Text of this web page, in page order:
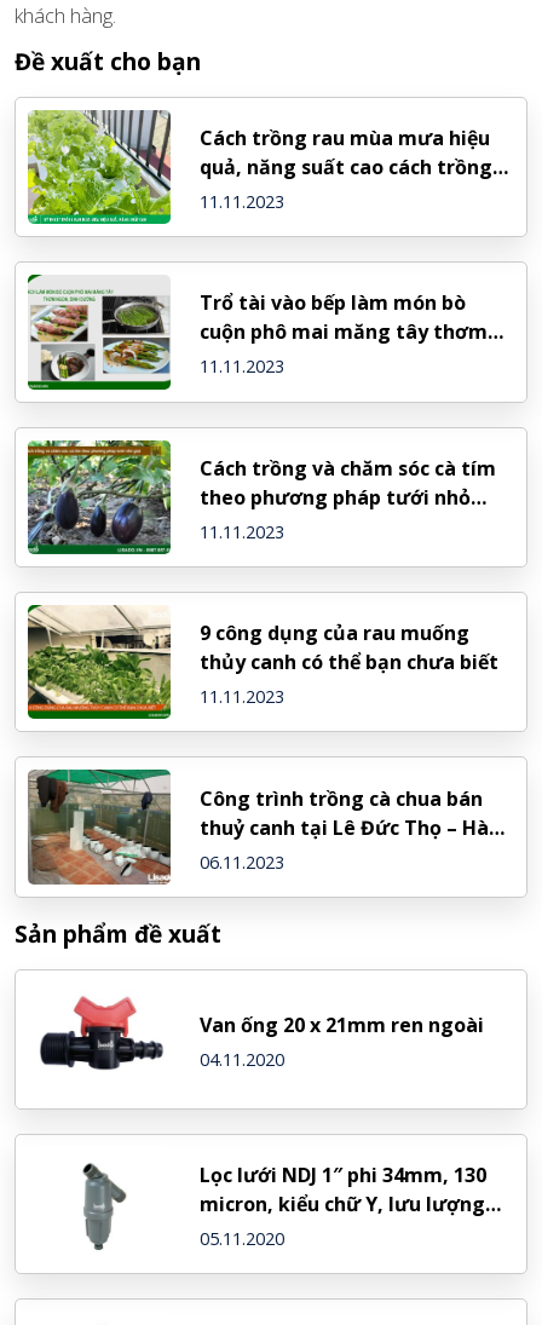
khách hàng.
Đề xuất cho bạn
Cách trồng rau mùa mưa hiệu
quả, năng suất cao cách trồng
rau mùa mưa
11.11.2023
Trổ tài vào bếp làm món bò
cuộn phô mai măng tây thơm
ngon, dinh dưỡng
11.11.2023
Cách trồng và chăm sóc cà tím
theo phương pháp tưới nhỏ
giọt
11.11.2023
9 công dụng của rau muống
thủy canh có thể bạn chưa biết
11.11.2023
Công trình trồng cà chua bán
thuỷ canh tại Lê Đức Thọ – Hà
Nội
06.11.2023
Sản phẩm đề xuất
Van ống 20 x 21mm ren ngoài
04.11.2020
Lọc lưới NDJ 1″ phi 34mm, 130
micron, kiểu chữ Y, lưu lượng
5m3/h – NDJ (Israel)
05.11.2020